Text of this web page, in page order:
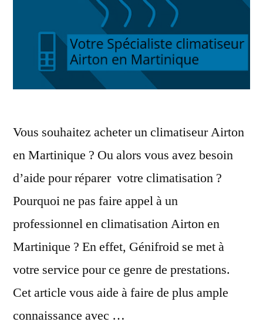
Vous souhaitez acheter un climatiseur Airton
en Martinique ? Ou alors vous avez besoin
d’aide pour réparer votre climatisation ?
Pourquoi ne pas faire appel à un
professionnel en climatisation Airton en
Martinique ? En effet, Génifroid se met à
votre service pour ce genre de prestations.
Cet article vous aide à faire de plus ample
connaissance avec …